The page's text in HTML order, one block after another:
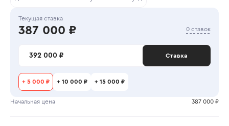
Текущая ставка
387 000 ₽ 0 ставок
392 000 ₽ Ставка
+ 5 000 ₽ + 10 000 ₽ + 15 000 ₽
Начальная цена 387 000 ₽